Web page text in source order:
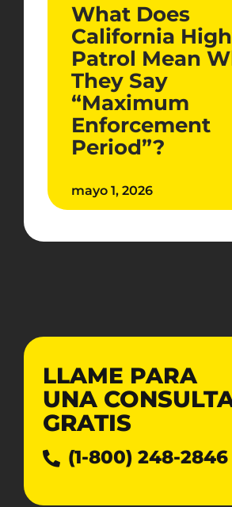
What Does
California
Patrol Mean
They Say
“Maximum
Enforcement
Period”?
mayo 1, 2026
LLAME PARA
UNA
GRATIS
(1-800) 248-2846